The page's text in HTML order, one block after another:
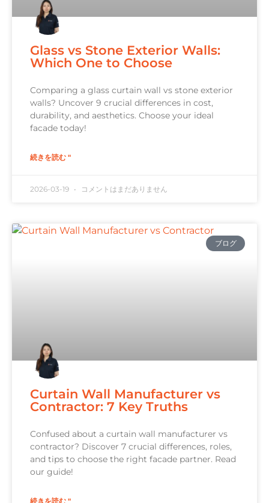
Glass vs Stone Exterior Walls:
Which One to Choose
Comparing a glass curtain wall vs stone exterior
walls? Uncover 9 crucial differences in cost,
durability, and aesthetics. Choose your ideal
facade today!
続きを読む "
2026-03-19 コメントはまだありません
ブログ
Curtain Wall Manufacturer vs
Contractor: 7 Key Truths
Confused about a curtain wall manufacturer vs
contractor? Discover 7 crucial differences, roles,
and tips to choose the right facade partner. Read
our guide!
続きを読む "